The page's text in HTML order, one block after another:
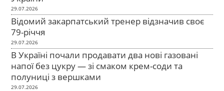
29.07.2026
Відомий закарпатський тренер відзначив своє
79-річчя
29.07.2026
В Україні почали продавати два нові газовані
напої без цукру — зі смаком крем-соди та
полуниці з вершками
29.07.2026